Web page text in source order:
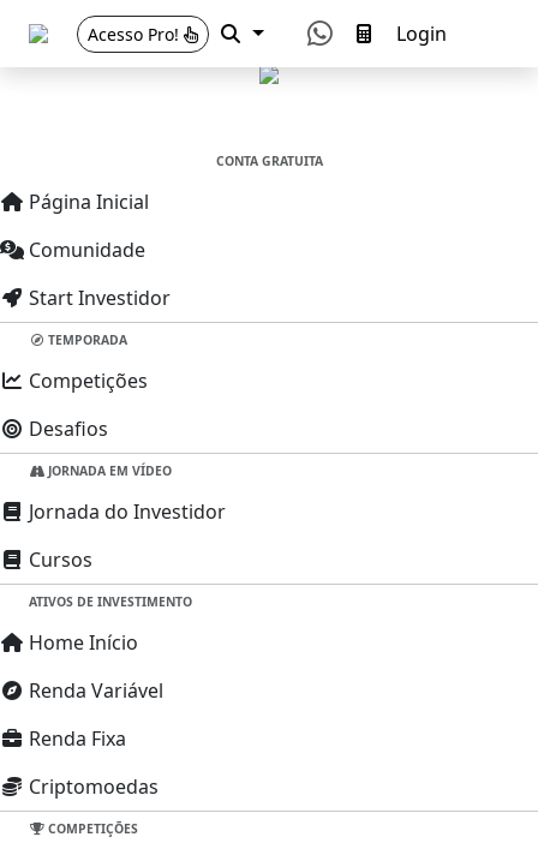
CONTA GRATUITA
Página Inicial
Comunidade
Start Investidor
TEMPORADA
Competições
Desafios
JORNADA EM VÍDEO
Jornada do Investidor
Cursos
ATIVOS DE INVESTIMENTO
Home Início
Renda Variável
Renda Fixa
Criptomoedas
COMPETIÇÕES
Acesso Pro! Login